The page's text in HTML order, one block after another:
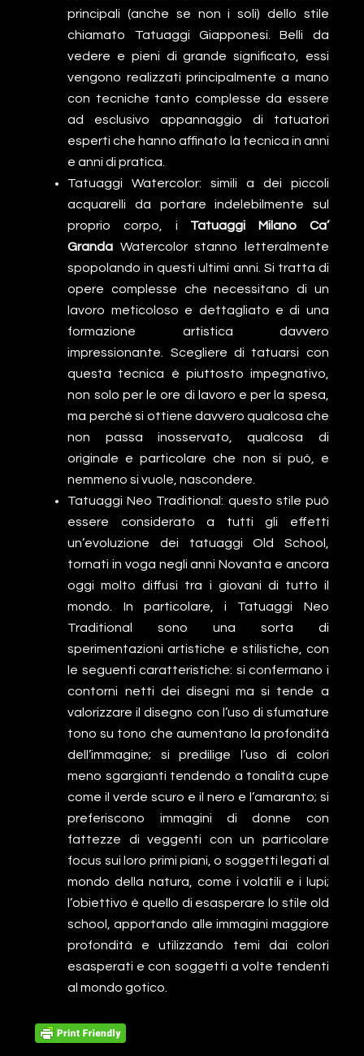
principali (anche se non i soli) dello stile
chiamato Tatuaggi Giapponesi. Belli da
vedere e pieni di grande significato, essi
vengono realizzati principalmente a mano
con tecniche tanto complesse da essere
ad esclusivo appannaggio di tatuatori
esperti che hanno affinato la tecnica in anni
e anni di pratica.
Tatuaggi Watercolor: simili a dei piccoli
acquarelli da portare indelebilmente sul
proprio corpo, i Tatuaggi Milano Ca’
Granda Watercolor stanno letteralmente
spopolando in questi ultimi anni. Si tratta di
opere complesse che necessitano di un
lavoro meticoloso e dettagliato e di una
formazione artistica davvero
impressionante. Scegliere di tatuarsi con
questa tecnica è piuttosto impegnativo,
non solo per le ore di lavoro e per la spesa,
ma perché si ottiene davvero qualcosa che
non passa inosservato, qualcosa di
originale e particolare che non si può, e
nemmeno si vuole, nascondere.
Tatuaggi Neo Traditional: questo stile può
essere considerato a tutti gli effetti
un’evoluzione dei tatuaggi Old School,
tornati in voga negli anni Novanta e ancora
oggi molto diffusi tra i giovani di tutto il
mondo. In particolare, i Tatuaggi Neo
Traditional sono una sorta di
sperimentazioni artistiche e stilistiche, con
le seguenti caratteristiche: si confermano i
contorni netti dei disegni ma si tende a
valorizzare il disegno con l’uso di sfumature
tono su tono che aumentano la profondità
dell’immagine; si predilige l’uso di colori
meno sgargianti tendendo a tonalità cupe
come il verde scuro e il nero e l’amaranto; si
preferiscono immagini di donne con
fattezze di veggenti con un particolare
focus sui loro primi piani, o soggetti legati al
mondo della natura, come i volatili e i lupi;
l’obiettivo è quello di esasperare lo stile old
school, apportando alle immagini maggiore
profondità e utilizzando temi dai colori
esasperati e con soggetti a volte tendenti
al mondo gotico.